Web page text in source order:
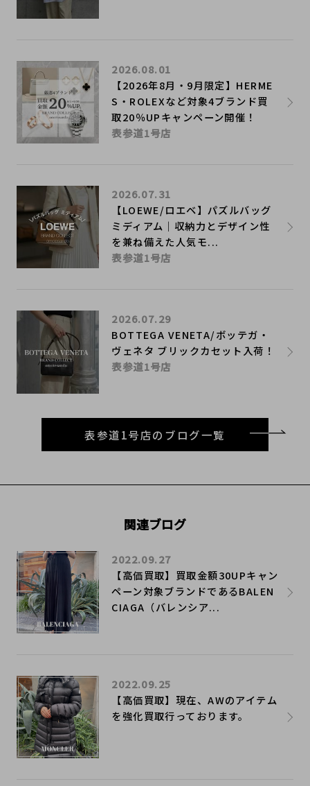
【2026年8月・9月限定】HERME
S・ROLEXなど対象4ブランド買
取20％UPキャンペーン開催！
2026.08.01
表参道1号店
【LOEWE/ロエベ】パズルバッグ
ミディアム｜収納力とデザイン性
を兼ね備えた人気モ...
2026.07.31
表参道1号店
BOTTEGA VENETA/ボッテガ・
ヴェネタ ブリックカセット入荷！
2026.07.29
表参道1号店
表参道1号店のブログ一覧
関連ブログ
【高価買取】買取金額30UPキャン
ペーン対象ブランドであるBALEN
CIAGA（バレンシア...
2022.09.27
【高価買取】現在、AWのアイテム
を強化買取行っております。
2022.09.25